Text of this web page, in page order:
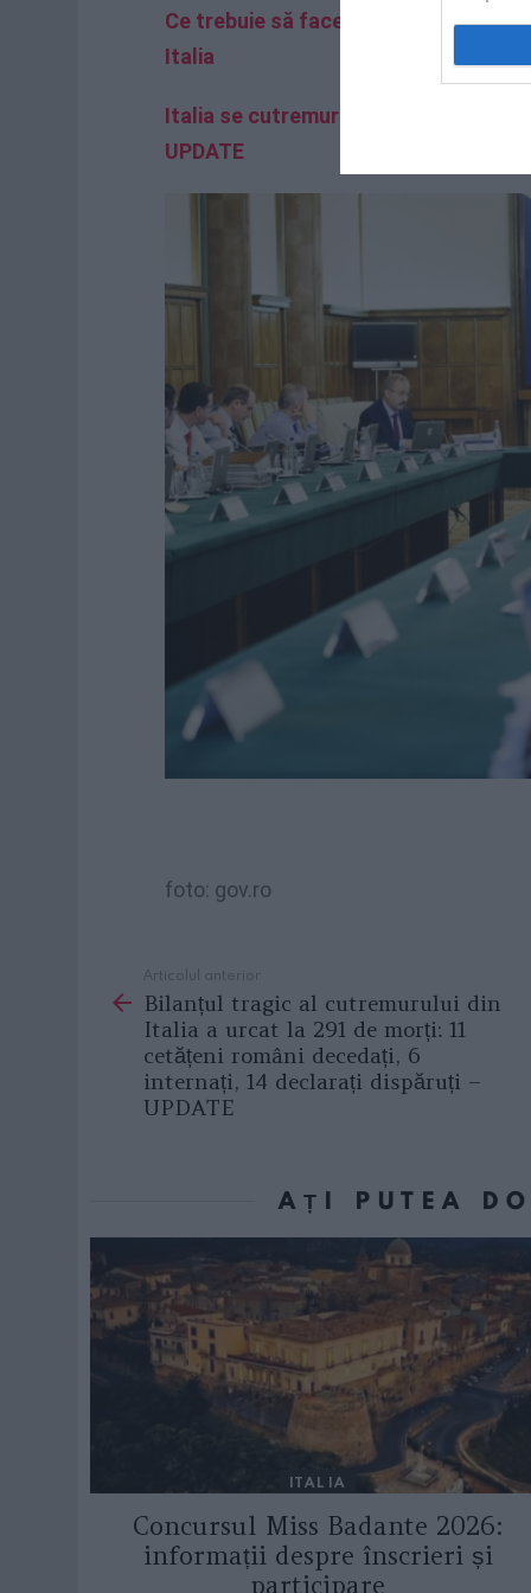
Ce trebuie să facem în caz de
Italia
Italia se cutremură. Seism
UPDATE
foto: gov.ro
more
Articolul anterior
Bilanțul tragic al cutremurului din
Italia a urcat la 291 de morți: 11
cetățeni români decedați, 6
internați, 14 declarați dispăruți –
UPDATE
AȚI PUTEA
ITALIA
Concursul Miss Badante 2026:
informații despre înscrieri și
participare